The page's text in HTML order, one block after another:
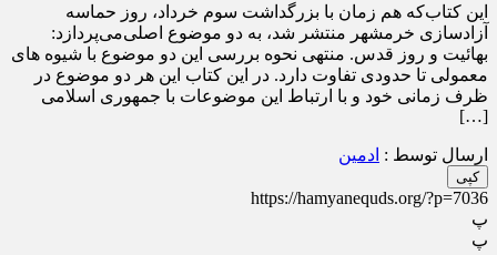
این کتاب‌که‌ هم‌ زمان با بزرگداشت سوم خرداد، روز حماسه
آزادسازی خرمشهر منتشر شد، به دو موضوع اصلی‌می‌پردازد:
بهائیت و روز قدس. منتهی‌ نحوه بررسی این دو موضوع‌ با شیوه‌ های
معمولی‌ تا‌ حدودی تفاوت دارد. در این کتاب این هر دو موضوع در
ظرف زمانی خود و با ارتباط این موضوعات با جمهوری اسلامی
[…]
ارسال توسط : ادمین
کپی
https://hamyanequds.org/?p=7036
پ
پ